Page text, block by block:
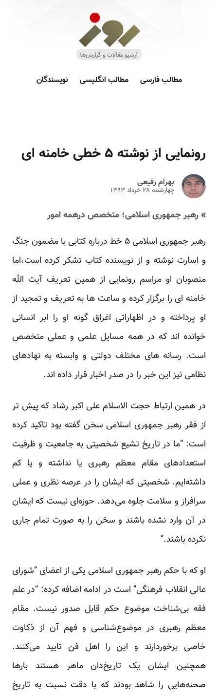
مطالب فارسی مطالب انگلیسی نویسندگان
رونمایی از نوشته ۵ خطی خامنه ای
بهرام رفیعی
چهارشنبه ۲۸ خرداد ۱۳۹۳
» رهبر جمهوری اسلامی؛ متخصص درهمه امور
رهبر جمهوری اسلامی ۵ خط درباره کتابی با مضمون جنگ
و اسارت نوشته و از نویسنده کتاب تشکر کرده است،اما
منصوبان او مراسم رونمایی از همین تعریف آیت الله
خامنه ای را برگزار کرده و ساعت ها به تعریف و تمجید از
او پرداخته و در اظهاراتی اغراق گونه او را ابر انسانی
خوانده اند که در همه مسایل علمی و عملی متخصص
است. رسانه های مختلف دولتی و وابسته به نهادهای
نظامی نیز این خبر را در صدر اخبار قرار داده اند.
در همین ارتباط حجت الاسلام علی اکبر رشاد که پیش تر
از فقر رهبر جمهوری اسلامی سخن گفته بود تاکید کرده
است: “ما در تاریخ تشیع شخصیتی به جامعیت و ظرفیت
استعدادهای مقام معظم رهبری یا نداشته و یا کم
داشته‌ایم. شخصیتی که ایشان را در عرصه نظری و عملی
سرافراز و سلامت جلوه می‌دهد. حوزه‌ای نیست که ایشان
در آن وارد نشده باشند و سخن را به صورت تمام جاری
نکرده باشند.”
او که با حکم رهبر جمهوری اسلامی یکی از اعضای “شورای
عالی انقلاب فرهنگی” است در ادامه اضافه کرده: “در علم
فقه بی‌شناخت موضوع حکم قابل صدور نیست. مقام
معظم رهبری در موضوع‌شناسی و فهم آن از ذکاوت
خاصی برخوردارند و این را اهل فن تایید می‌کنند.
همچنین ایشان یک تاریخ‌دان ماهر هستند بارها
صحنه‌هایی را شاهد بودند که با دقت نسبت به تاریخ